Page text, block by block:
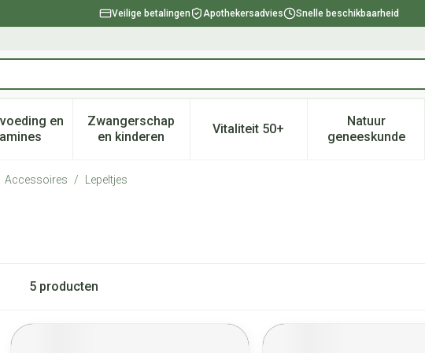
Veilige betalingen Apothekersadvies Snelle beschikbaarheid
Schoonheid, verzorging en hygiëne categorie
en
Toon submenu voor Dieet, voeding en vitamines categorie
Zwangerschap
en kinderenToon submenu voor Zwangerschap en kinderen
Vitaliteit 50+Toon submenu voor Vitaliteit
Natuur
geneeskunde
Toon
Accessoires / Lepeltjes
5 producten